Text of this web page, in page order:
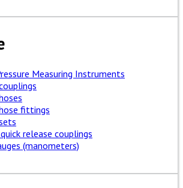
Measuring Instruments
fittings
release couplings
(manometers)